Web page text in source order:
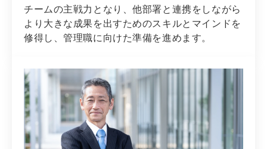
チームの主戦力となり、他部署と連携をしながら
より大きな成果を出すためのスキルとマインドを
修得し、管理職に向けた準備を進めます。